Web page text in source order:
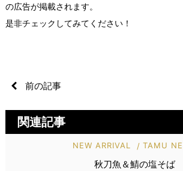
の広告が掲載されます。
是非チェックしてみてください！
前の記事
関連記事
NEW ARRIVAL TAMU
秋刀魚＆鯖の塩そば